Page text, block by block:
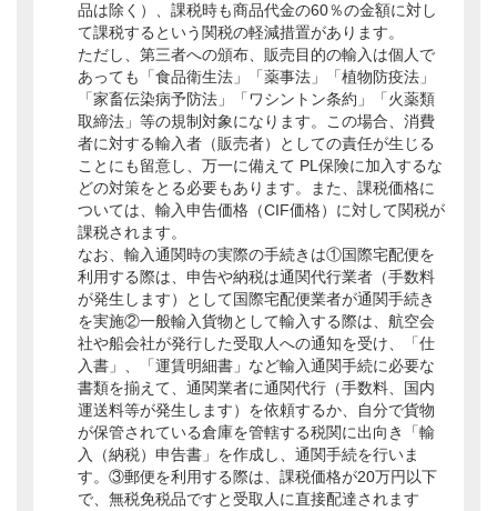
品は除く）、課税時も商品代金の60％の金額に対し
て課税するという関税の軽減措置があります。
ただし、第三者への頒布、販売目的の輸入は個人で
あっても「食品衛生法」「薬事法」「植物防疫法」
「家畜伝染病予防法」「ワシントン条約」「火薬類
取締法」等の規制対象になります。この場合、消費
者に対する輸入者（販売者）としての責任が生じる
ことにも留意し、万一に備えて PL保険に加入するな
どの対策をとる必要もあります。また、課税価格に
ついては、輸入申告価格（CIF価格）に対して関税が
課税されます。
なお、輸入通関時の実際の手続きは①国際宅配便を
利用する際は、申告や納税は通関代行業者（手数料
が発生します）として国際宅配便業者が通関手続き
を実施②一般輸入貨物として輸入する際は、航空会
社や船会社が発行した受取人への通知を受け、「仕
入書」、「運賃明細書」など輸入通関手続に必要な
書類を揃えて、通関業者に通関代行（手数料、国内
運送料等が発生します）を依頼するか、自分で貨物
が保管されている倉庫を管轄する税関に出向き「輸
入（納税）申告書」を作成し、通関手続を行いま
す。③郵便を利用する際は、課税価格が20万円以下
で、無税免税品ですと受取人に直接配達されます